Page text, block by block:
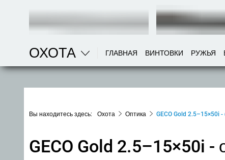
ОХОТА ГЛАВНАЯ ВИНТОВКИ РУЖЬЯ
Вы находитесь здесь: Охота Оптика GECO Gold 2.5–15×50i
GECO Gold 2.5–15×50i -